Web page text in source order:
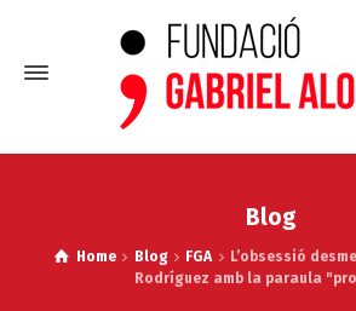
Blog
Home Blog FGA
L’obsessió
Rodríguez amb la paraula